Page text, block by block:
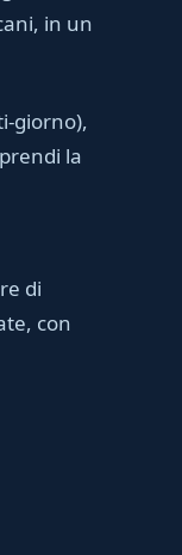
in un
giorno),
la
di
con